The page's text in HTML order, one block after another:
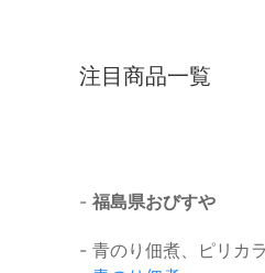
注目商品一覧
- 福島県おびすや
- 青のり佃煮、ピリカ